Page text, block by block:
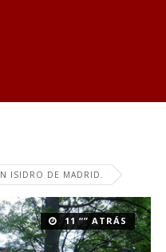
ISIDRO DE MADRID.
11 “” ATRÁS